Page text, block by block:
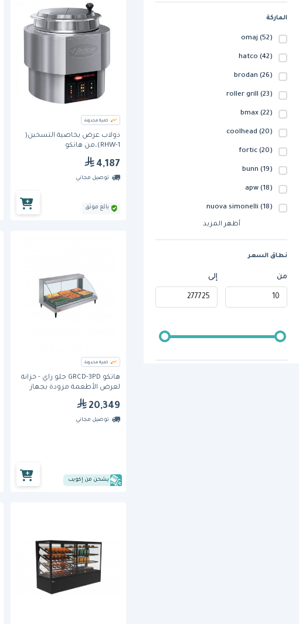
الماركة
omaj (52)
hatco (42)
brodan (26)
roller grill (23)
bmax (22)
coolhead (20)
fortic (20)
bunn (19)
apw (18)
nuova simonelli (18)
أظهر المزيد
نطاق السعر
من إلى
كمية محدودة
دولاب عرض بخاصية التسخين(
RHW-1)،من هاتكو
4,187
توصيل مجاني
بائع موثق
كمية محدودة
هاتكو GRCD-3PD جلو راي - خزانة
لعرض الأطعمة مزودة بجهاز
20,349
توصيل مجاني
يشحن من إكويب